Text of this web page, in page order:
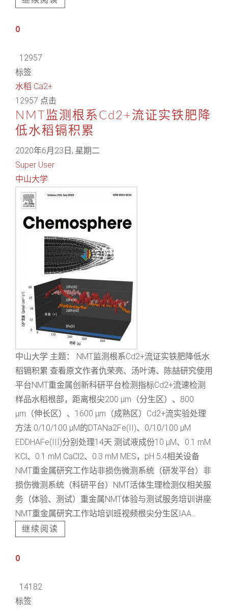
0
12957
标签:
水稻 Ca2+
12957 点击
NMT监测根系Cd2+流证实铁肥降
低水稻镉积累
2020年6月23日, 星期二
Super User
中山大学
中山大学 主题： NMT监测根系Cd2+流证实铁肥降低水
稻镉积累 查看原文作者仇荣亮、汤叶涛、陈喆研究使用
平台NMT重金属创新科研平台检测指标Cd2+流速检测
样品水稻根部，距离根尖200 μm（分生区）、800
μm（伸长区）、1600 μm（成熟区）Cd2+流实验处理
方法 0/10/100 μM的DTANa2Fe(II)、0/10/100 μM
EDDHAFe(III)分别处理14天 测试液成份10 μM、0.1 mM
KCl、0.1 mM CaCl2、0.3 mM MES，pH 5.4相关设备
NMT重金属研究工作站非损伤微测系统（研发平台）非
损伤微测系统（科研平台）NMT活体生理检测仪相关服
务（体验、测试）重金属NMT体验与测试服务培训讲座
NMT重金属研究工作站培训班视频根尖分生区IAA...
继续阅读
0
14182
标签: